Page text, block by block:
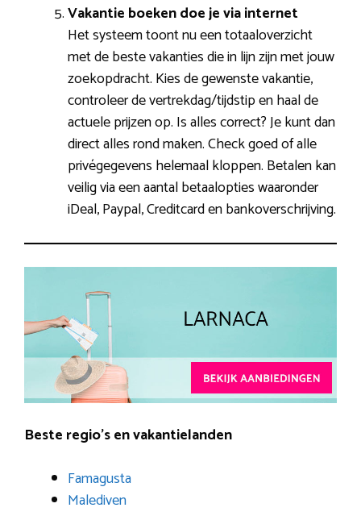
Vakantie boeken doe je via internet
Het systeem toont nu een totaaloverzicht
met de beste vakanties die in lijn zijn met jouw
zoekopdracht. Kies de gewenste vakantie,
controleer de vertrekdag/tijdstip en haal de
actuele prijzen op. Is alles correct? Je kunt dan
direct alles rond maken. Check goed of alle
privégegevens helemaal kloppen. Betalen kan
veilig via een aantal betaalopties waaronder
iDeal, Paypal, Creditcard en bankoverschrijving.
Beste regio’s en vakantielanden
Famagusta
Malediven